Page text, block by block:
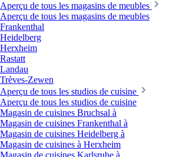
Aperçu de tous les magasins de meubles
Aperçu de tous les magasins de meubles
Frankenthal
Heidelberg
Herxheim
Rastatt
Landau
Trèves-Zewen
Aperçu de tous les studios de cuisine
Aperçu de tous les studios de cuisine
Magasin de cuisines Bruchsal à
Magasin de cuisines Frankenthal à
Magasin de cuisines Heidelberg à
Magasin de cuisines à Herxheim
Magasin de cuisines Karlsruhe à